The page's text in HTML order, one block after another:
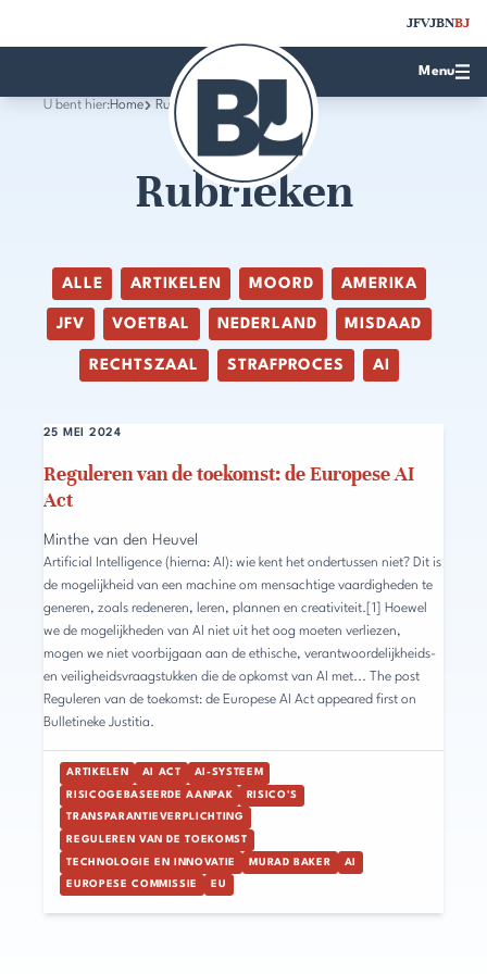
JFVJBNBJ
Menu
U bent hier:Home Rubrieken
Rubrieken
ALLE ARTIKELEN MOORD AMERIKA
JFV VOETBAL NEDERLAND MISDAAD
RECHTSZAAL STRAFPROCES AI
Reguleren van de toekomst: de Europese AI
Act
25 MEI 2024
Minthe van den Heuvel
Artificial Intelligence (hierna: AI): wie kent het ondertussen niet? Dit is
de mogelijkheid van een machine om mensachtige vaardigheden te
generen, zoals redeneren, leren, plannen en creativiteit.[1] Hoewel
we de mogelijkheden van AI niet uit het oog moeten verliezen,
mogen we niet voorbijgaan aan de ethische, verantwoordelijkheids-
en veiligheidsvraagstukken die de opkomst van AI met... The post
Reguleren van de toekomst: de Europese AI Act appeared first on
Bulletineke Justitia.
ARTIKELEN AI ACT AI-SYSTEEM
RISICOGEBASEERDE AANPAK RISICO'S
TRANSPARANTIEVERPLICHTING
REGULEREN VAN DE TOEKOMST
TECHNOLOGIE EN INNOVATIE MURAD BAKER AI
EUROPESE COMMISSIE EU